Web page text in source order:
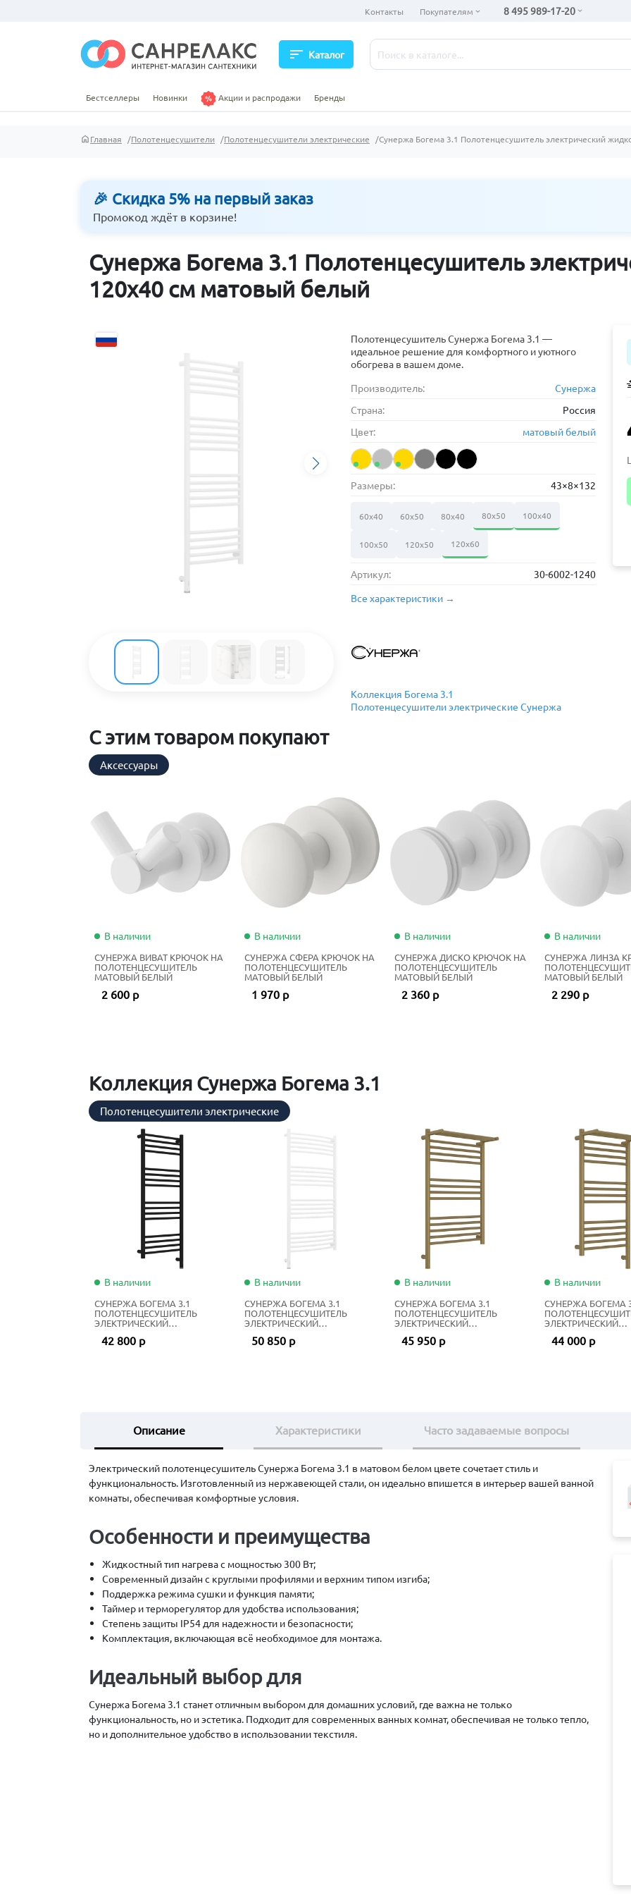
Контакты Покупателям 8 495 989-17-20
sort Каталог
Бестселлеры Новинки Акции и распродажи Бренды
Главная Полотенцесушители Полотенцесушители электрические Сунержа Богема 3.1 Полотенцесушитель электрический
🎉 Скидка 5% на первый заказ
Промокод ждёт в корзине!
Сунержа Богема 3.1 Полотенцесушитель
120х40 см матовый белый
Полотенцесушитель Сунержа Богема 3.1 —
идеальное решение для комфортного и уютного
обогрева в вашем доме.
Производитель:
Сунержа
Страна:
Россия
Цвет:
матовый белый
Размеры: 43×8×132
60х40 60х50 80х40 80х50 100х40
100х50 120х50 120х60
Артикул:
30-6002-1240
Все характеристики →
Коллекция Богема 3.1
Полотенцесушители электрические Сунержа
С этим товаром покупают
Аксессуары
В наличии
СУНЕРЖА ВИВАТ КРЮЧОК НА
ПОЛОТЕНЦЕСУШИТЕЛЬ
МАТОВЫЙ БЕЛЫЙ
2 600 р
В наличии
СУНЕРЖА СФЕРА КРЮЧОК НА
ПОЛОТЕНЦЕСУШИТЕЛЬ
МАТОВЫЙ БЕЛЫЙ
1 970 р
В наличии
СУНЕРЖА ДИСКО КРЮЧОК НА
ПОЛОТЕНЦЕСУШИТЕЛЬ
МАТОВЫЙ БЕЛЫЙ
2 360 р
В наличии
СУНЕРЖА ЛИНЗА
МАТОВЫЙ БЕЛЫЙ
2 290 р
Коллекция Сунержа Богема 3.1
Полотенцесушители электрические
В наличии
СУНЕРЖА БОГЕМА 3.1
ПОЛОТЕНЦЕСУШИТЕЛЬ
ЭЛЕКТРИЧЕСКИЙ
МАТОВЫЙ ЧЁРНЫЙ
42 800 р
В наличии
СУНЕРЖА БОГЕМА 3.1
ПОЛОТЕНЦЕСУШИТЕЛЬ
ЭЛЕКТРИЧЕСКИЙ
МАТОВЫЙ БЕЛЫЙ
50 850 р
В наличии
СУНЕРЖА БОГЕМА 3.1
ПОЛОТЕНЦЕСУШИТЕЛЬ
ЭЛЕКТРИЧЕСКИЙ
ЗОЛОТОЙ ШЁЛК
45 950 р
В наличии
СУНЕРЖА БОГЕМА
ЭЛЕКТРИЧЕСКИЙ
ЗОЛОТОЙ ШЁЛК
44 000 р
Описание Характеристики Часто задаваемые вопросы
Электрический полотенцесушитель Сунержа Богема 3.1 в матовом белом цвете сочетает стиль и
функциональность. Изготовленный из нержавеющей стали, он идеально впишется в интерьер вашей ванной
комнаты, обеспечивая комфортные условия.
Особенности и преимущества
Жидкостный тип нагрева с мощностью 300 Вт;
Современный дизайн с круглыми профилями и верхним типом изгиба;
Поддержка режима сушки и функция памяти;
Таймер и терморегулятор для удобства использования;
Степень защиты IP54 для надежности и безопасности;
Комплектация, включающая всё необходимое для монтажа.
Идеальный выбор для
Сунержа Богема 3.1 станет отличным выбором для домашних условий, где важна не только
функциональность, но и эстетика. Подходит для современных ванных комнат, обеспечивая не только тепло,
но и дополнительное удобство в использовании текстиля.